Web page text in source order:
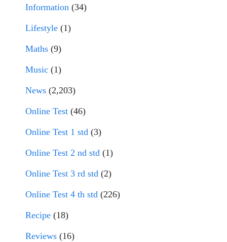
Information (34)
Lifestyle (1)
Maths (9)
Music (1)
News (2,203)
Online Test (46)
Online Test 1 std (3)
Online Test 2 nd std (1)
Online Test 3 rd std (2)
Online Test 4 th std (226)
Recipe (18)
Reviews (16)